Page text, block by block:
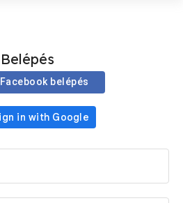
Belépés
Facebook belépés